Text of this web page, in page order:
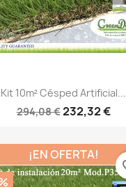
Kit 10m² Césped Artificial...
294,08 €232,32 €
¡EN OFERTA!